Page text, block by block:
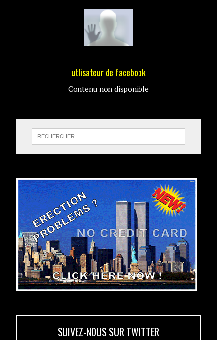
utlisateur de facebook
Contenu non disponible
SUIVEZ-NOUS SUR TWITTER